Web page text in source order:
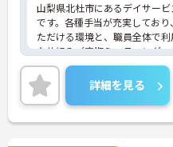
山梨県北杜市にあるデイサー
です。各種手当が充実してお
ただける環境と、職員全体で
な仕組み（定期ミーティング
っている働きやすい職場です
度がありますので介護の知識の
ナー等、多岐にわたるスキル
です。ご興味のある方は面接
しますので、お気軽にお問い
詳細を見る